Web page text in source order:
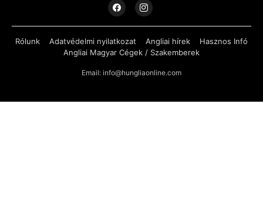
Rólunk Adatvédelmi nyilatkozat Angliai hírek
Hasznos Infó
Angliai Magyar Cégek / Szakemberek
Email: info@hungliaonline.com